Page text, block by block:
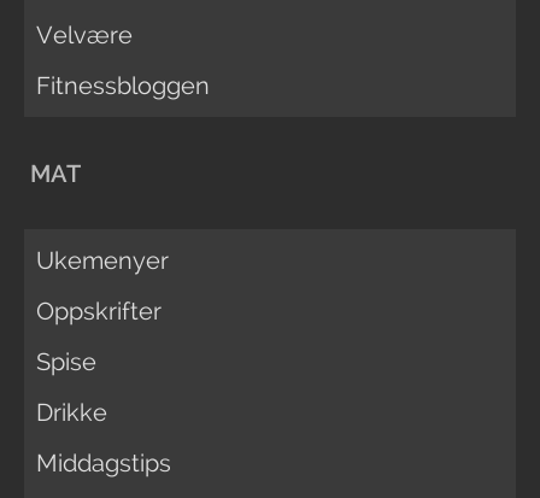
Velvære
Fitnessbloggen
MAT
Ukemenyer
Oppskrifter
Spise
Drikke
Middagstips